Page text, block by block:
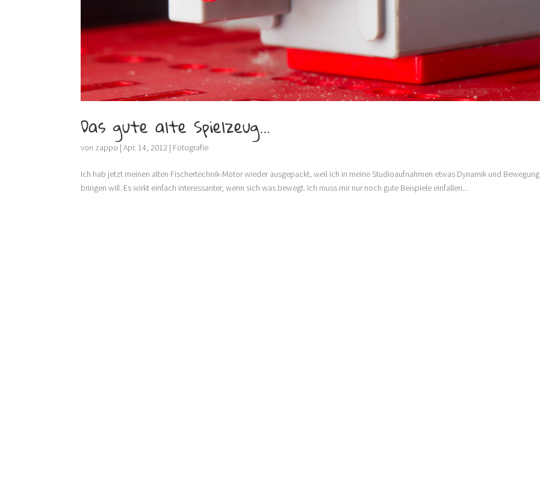
Das gute alte Spielzeug…
von zappo |Apr. 14, 2012 | Fotografie
Ich hab jetzt meinen alten Fischertechnik-Motor wieder ausgepackt, weil ich in meine Studioaufnahmen etwas Dynamik und Bewegung
bringen will. Es wirkt einfach interessanter, wenn sich was bewegt. Ich muss mir nur noch gute Beispiele einfallen...